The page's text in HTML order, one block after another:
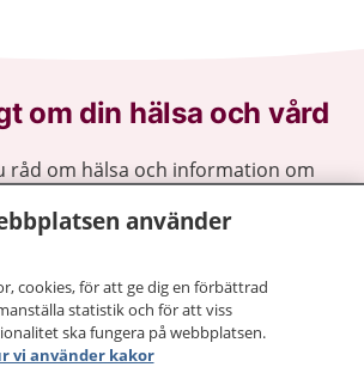
om din hälsa och vård
råd om hälsa och information om
din journal och göra dina
telefonnummer 1177 för
dygnet runt.
när du vill må bättre.
använder
cookies, för att ge dig en förbättrad
statistik och för att viss
ska fungera på webbplatsen.
vi använder kakor